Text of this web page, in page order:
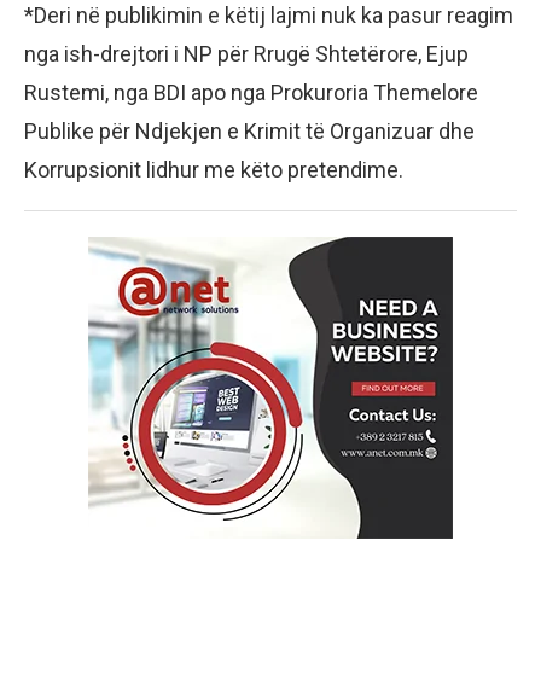
*Deri në publikimin e këtij lajmi nuk ka pasur reagim
nga ish-drejtori i NP për Rrugë Shtetërore, Ejup
Rustemi, nga BDI apo nga Prokuroria Themelore
Publike për Ndjekjen e Krimit të Organizuar dhe
Korrupsionit lidhur me këto pretendime.